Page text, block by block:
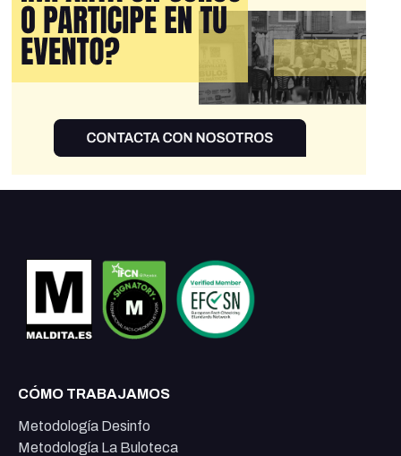
CÓMO TRABAJAMOS
Metodología Desinfo
Metodología La Buloteca